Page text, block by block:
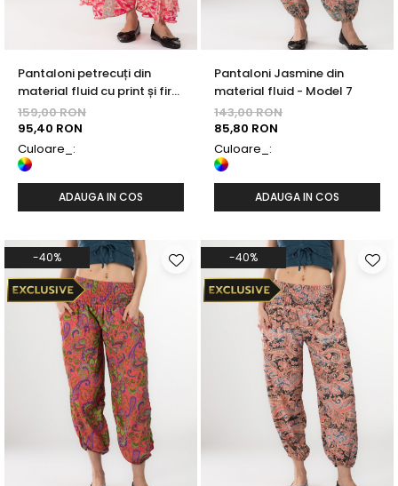
Pantaloni petrecuți din
material fluid cu print și fir
auriu - Model 32
159,00 RON
95,40 RON
Culoare_:
ADAUGA IN COS
Pantaloni Jasmine din
material fluid - Model 7
143,00 RON
85,80 RON
Culoare_:
ADAUGA IN COS
-40% -40%